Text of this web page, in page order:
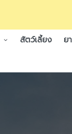
สัตว์เลี้ยง ย